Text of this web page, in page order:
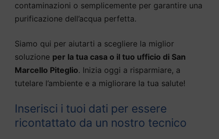
contaminazioni o semplicemente per garantire una
purificazione dell’acqua perfetta.
Siamo qui per aiutarti a scegliere la miglior
soluzione per la tua casa o il tuo ufficio di San
Marcello Piteglio. Inizia oggi a risparmiare, a
tutelare l’ambiente e a migliorare la tua salute!
Inserisci i tuoi dati per essere
ricontattato da un nostro tecnico